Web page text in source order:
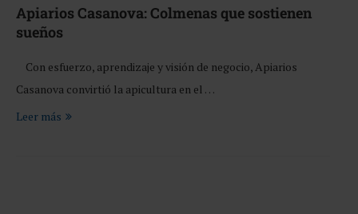
Apiarios Casanova: Colmenas que sostienen
sueños
Con esfuerzo, aprendizaje y visión de negocio, Apiarios
Casanova convirtió la apicultura en el …
Leer más